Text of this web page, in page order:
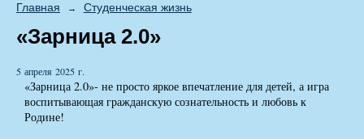
Главная → Студенческая жизнь
«Зарница 2.0»
5 апреля 2025 г.
«Зарница 2.0»- не просто яркое впечатление для детей, а игра
воспитывающая гражданскую сознательность и любовь к
Родине!